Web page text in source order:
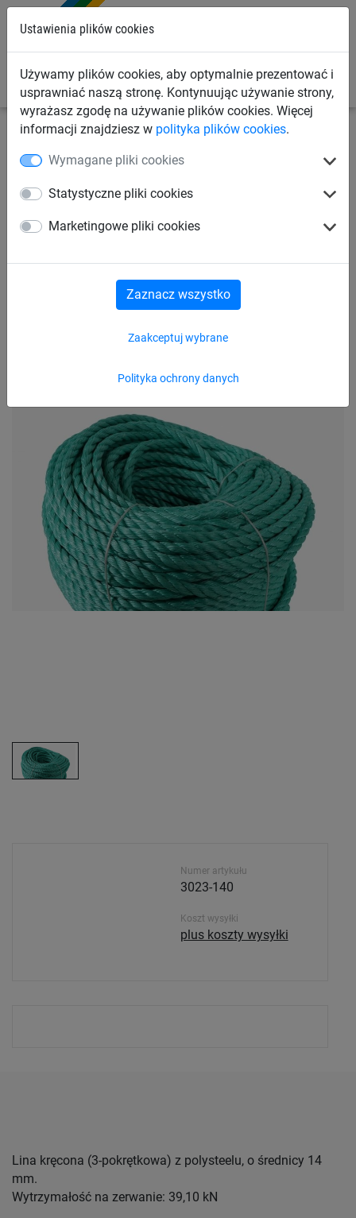
Ustawienia plików cookies
Używamy plików cookies, aby optymalnie prezentować i
usprawniać naszą stronę. Kontynuując używanie strony,
wyrażasz zgodę na używanie plików cookies. Więcej
informacji znajdziesz w polityka plików cookies.
Wymagane pliki cookies
Statystyczne pliki cookies
Marketingowe pliki cookies
Polityka ochrony danych
Zaakceptuj wybrane
Zaznacz wszystko
Lina kręcona, z polysteelu
(ø 14 mm)
Numer artykułu
3023-140
Koszt wysyłki
plus koszty wysyłki
Lina kręcona (3-pokrętkowa) z polysteelu, o średnicy 14
mm.
Wytrzymałość na zerwanie: 39,10 kN